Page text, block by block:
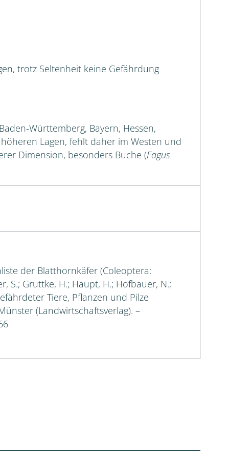
trotz Seltenheit keine Gefährdung
Württemberg, Bayern, Hessen,
Lagen, fehlt daher im Westen und
Dimension, besonders Buche (Fagus
der Blatthornkäfer (Coleoptera:
S.; Gruttke, H.; Haupt, H.; Hofbauer, N.;
Tiere, Pflanzen und Pilze
(Landwirtschaftsverlag). –